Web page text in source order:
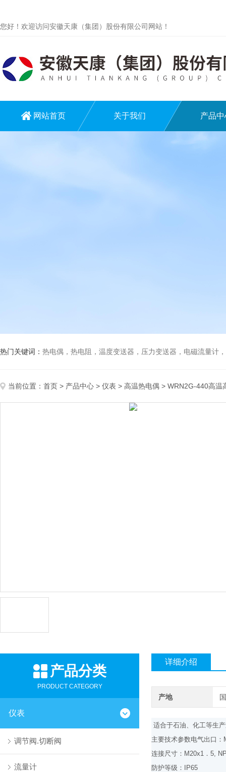
您好！欢迎访问安徽天康（集团）股份有限公司网站！
网站首页 关于我们 产品中
热门关键词： 热电偶，热电阻，温度变送器，压力变送器，电磁流量计，
当前位置： 首页 > 产品中心 > 仪表 > 高温热电偶 > WRN2G-440高温
产品分类
PRODUCT CATEGORY
仪表
调节阀.切断阀
流量计
详细介绍
产地
适合于石油、化工等生
主要技术参数电气出口：
连接尺寸： M20x1 ． 5,
防护等级：
IP65